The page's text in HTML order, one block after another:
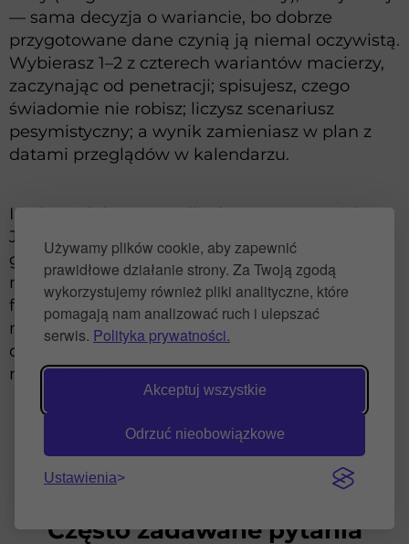
Używamy plików cookie, aby zapewnić
prawidłowe działanie strony. Za Twoją zgodą
wykorzystujemy również pliki analityczne, które
pomagają nam analizować ruch i ulepszać
serwis. Polityka prywatności.
Akceptuj wszystkie
Odrzuć nieobowiązkowe
Ustawienia
— sama decyzja o wariancie, bo dobrze
przygotowane dane czynią ją niemal oczywistą.
Wybierasz 1–2 z czterech wariantów macierzy,
zaczynając od penetracji; spisujesz, czego
świadomie nie robisz; liczysz scenariusz
pesymistyczny; a wynik zamieniasz w plan z
datami przeglądów w kalendarzu.
I najważniejsze: zacznij od testu gotowości.
Jeśli firma nie zna swoich liczb albo codziennie
gasi pożary — strategia rozwoju nie jest
następnym krokiem; jest nim uporządkowanie
fundamentu. Strategia pisana na chaosie to
najdroższy dokument w firmie, bo skaluje
dokładnie to, co powinno najpierw zostać
naprawione.
Często zadawane pytania